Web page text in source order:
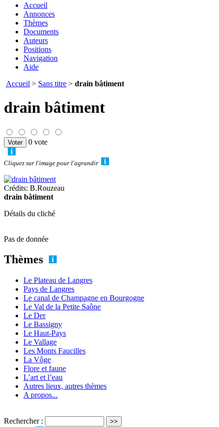
Accueil
Annonces
Thèmes
Documents
Auteurs
Positions
Navigation
Aide
Accueil > Sans titre > drain bâtiment
drain bâtiment
0 vote
Cliquez sur l'image pour l'agrandir
Crédits: B.Rouzeau
drain bâtiment
Détails du cliché
Pas de donnée
Thèmes
Le Plateau de Langres
Pays de Langres
Le canal de Champagne en Bourgogne
Le Val de la Petite Saône
Le Der
Le Bassigny
Le Haut-Pays
Le Vallage
Les Monts Faucilles
La Vôge
Flore et faune
L’art et l’eau
Autres lieux, autres thèmes
A propos...
Rechercher :